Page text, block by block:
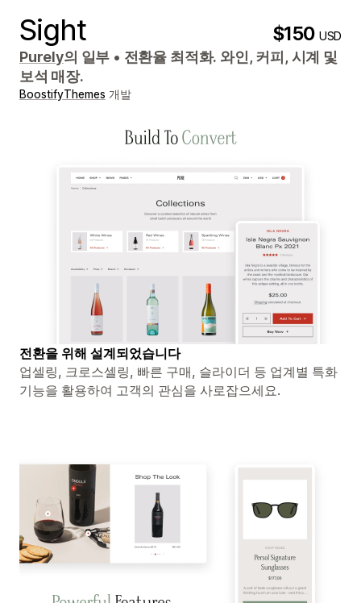
Sight $150USD
Purely의 일부 • 전환율 최적화. 와인, 커피, 시계 및
보석 매장.
BoostifyThemes 개발
전환을 위해 설계되었습니다
업셀링, 크로스셀링, 빠른 구매, 슬라이더 등 업계별 특화
기능을 활용하여 고객의 관심을 사로잡으세요.